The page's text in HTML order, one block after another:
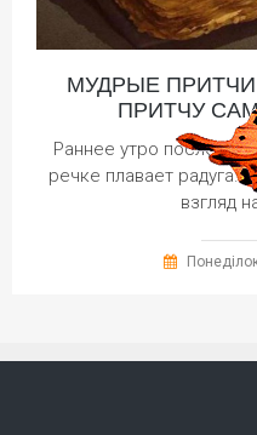
МУДРЫЕ
ПРИТЧУ
Раннее утро после
речке плавает радуга.
взгляд